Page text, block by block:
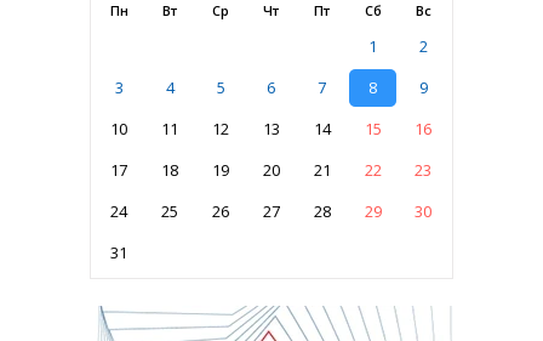
Пн Вт Ср Чт Пт Сб Вс
1
2
3
4 5 6 7 8
9
10
11 12 13 14 15
16
17
18 19 20 21 22
23
24
25 26 27 28 29
30
31